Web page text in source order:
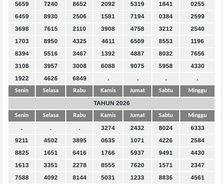
5659
7240 8652 2092 5319 1841
0255
6459
8930 2506 1581 7194 0384
2599
3698
7615 2110 3908 4758 3212
2540
1703
8950 4325 4611 6509 8553
1196
8394
5516 3467 1392 4887 8032
7656
3108
3957 3008 6088 9075 5958
4330
1922
4626 6849 . . . .
Senin Selasa Rabu Kamis Jumat Sabtu Minggu
TAHUN 2026
Senin Selasa Rabu Kamis Jumat Sabtu Minggu
. . . 3274 2432 8024
6333
9211
4502 3895 0635 1071 4226
2584
8825
1651 6416 1766 5937 9491
4430
1613
3351 2278 8555 7620 1571
2347
7588
4092 8144 5031 1233 8836
4561